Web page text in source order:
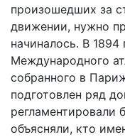
произошедших за
движении, нужно
начиналось. В 1894
Международного
собранного в
подготовлен ряд
объясняли, кто